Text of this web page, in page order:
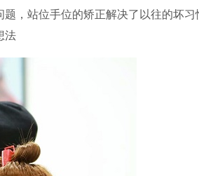
，站位手位的矫正解决了以往的坏习
法